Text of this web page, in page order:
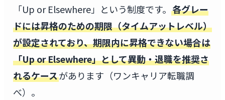
「Up or Elsewhere」という制度です。 各グレー
ドには昇格のための期限（タイムアットレベル）
が設定されており、期限内に昇格できない場合は
「Up or Elsewhere」として異動・退職を推奨さ
れるケースがあります（ワンキャリア転職調
べ）。